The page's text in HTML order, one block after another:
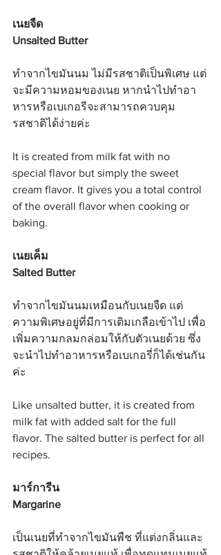
เนยจืด
Unsalted Butter
ทำจากไขมันนม ไม่มีรสชาติเป็นพิเศษ แต่
จะมีความหอมของเนย หากนำไปทำอา
หารหรือเบเกอรีจะสามารถควบคุม
รสชาติได้ง่ายค่ะ
It is created from milk fat with no
special flavor but simply the sweet
cream flavor. It gives you a total control
of the overall flavor when cooking or
baking.
เนยเค็ม
Salted Butter
ทำจากไขมันนมเหมือนกับเนยจืด แต่
ความพิเศษอยู่ที่มีการเติมเกลือเข้าไป เพื่อ
เพิ่มความกลมกล่อมให้กับตัวเนยด้วย ซึ่ง
จะนำไปทำอาหารหรือเบเกอรี่ก็ได้เช่นกัน
ค่ะ
Like unsalted butter, it is created from
milk fat with added salt for the full
flavor. The salted butter is perfect for all
recipes.
มาร์การีน
Margarine
เป็นเนยที่ทำจากไขมันพืช ที่แต่งกลิ่นและ